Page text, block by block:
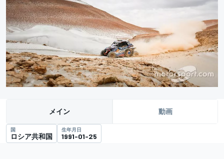
メイン 動画
国
ロシア共和国
生年月日
1991-01-25